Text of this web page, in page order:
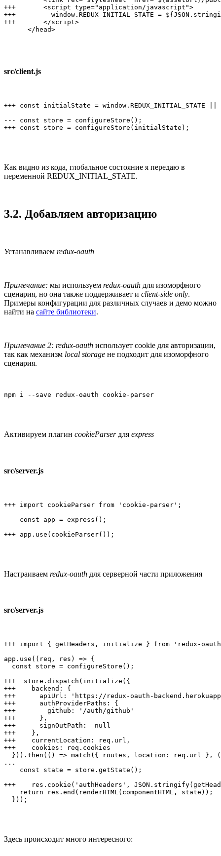
+++       <script type="application/javascript">
+++         window.REDUX_INITIAL_STATE =
+++       </script>
      </head>
src/client.js
+++ const initialState = window.REDUX_INITIAL_STATE
--- const store = configureStore();
+++ const store = configureStore(initialState);
Как видно из кода, глобальное состояние я передаю в
переменной REDUX_INITIAL_STATE.
3.2. Добавляем авторизацию
Устанавливаем redux-oauth
Примечание: мы используем redux-oauth для изоморфного
сценария, но она также поддерживает и client-side only.
Примеры конфигурации для различных случаев и демо можно
найти на сайте библиотеки.
Примечание 2: redux-oauth использует cookie для авторизации,
так как механизм local storage не подходит для изоморфного
сценария.
npm i --save redux-oauth cookie-parser
Активируем плагин cookieParserдля express
src/server.js
+++ import cookieParser from 'cookie-parser';
    const app = express();
+++ app.use(cookieParser());
Настраиваем redux-oauth для серверной части приложения
src/server.js
+++ import { getHeaders, initialize } from 'redux-
app.use((req, res) => {
  const store = configureStore();
+++  store.dispatch(initialize({
+++    backend: {
+++      apiUrl: 'https://redux-oauth-
+++      authProviderPaths: {
+++        github: '/auth/github'
+++      },
+++      signOutPath:  null
+++    },
+++    currentLocation: req.url,
+++    cookies: req.cookies
})).then(() => match({ routes, location: req.url },
...
    const state = store.getState();
+++    res.cookie('authHeaders',
    return res.end(renderHTML(componentHTML, state));
  }));
Здесь происходит много интересного: